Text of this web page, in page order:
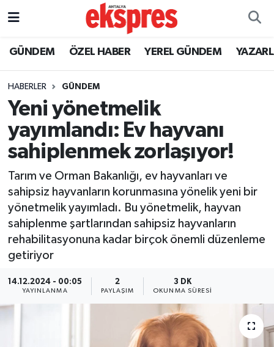
GÜNDEM ÖZEL HABER YEREL GÜNDEM
HABERLER GÜNDEM
Yeni yönetmelik
yayımlandı: Ev hayvanı
sahiplenmek zorlaşıyor!
Tarım ve Orman Bakanlığı, ev hayvanları ve
sahipsiz hayvanların korunmasına yönelik yeni bir
yönetmelik yayımladı. Bu yönetmelik, hayvan
sahiplenme şartlarından sahipsiz hayvanların
rehabilitasyonuna kadar birçok önemli düzenleme
getiriyor
14.12.2024 - 00:05
YAYINLANMA
2
PAYLAŞIM
3 DK
OKUNMA SÜRESI
ÖZEL HABER
YEREL GÜNDEM
EKONOMİ
KÜLTÜR - SANAT
SPOR
SİYASET
SAĞLIK
DÜNYA
Nöbetçi Eczaneler
Trafik Durumu
Süper Lig Puan Durumu ve Fikstür
Tüm Manşetler
Son Dakika Haberleri
Haber Arşivi